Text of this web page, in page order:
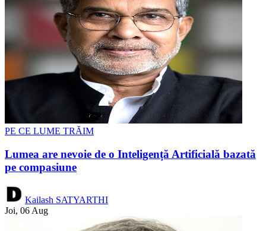
PE CE LUME TRĂIM
Lumea are nevoie de o Inteligență Artificială bazată
pe compasiune
Kailash SATYARTHI
Joi, 06 Aug